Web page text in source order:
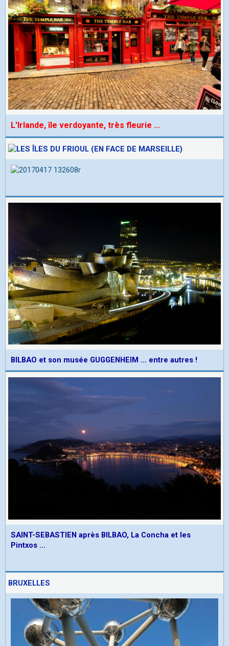
L'Irlande, île verdoyante, très fleurie ...
BILBAO et son musée GUGGENHEIM ... entre autres !
SAINT-SEBASTIEN après BILBAO, La Concha et les
Pintxos ...
BRUXELLES